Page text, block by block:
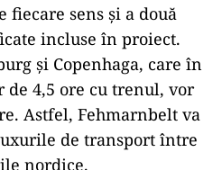
fiecare sens și a două
incluse în proiect.
și Copenhaga, care în
4,5 ore cu trenul, vor
Astfel, Fehmarnbelt va
de transport între
nordice.